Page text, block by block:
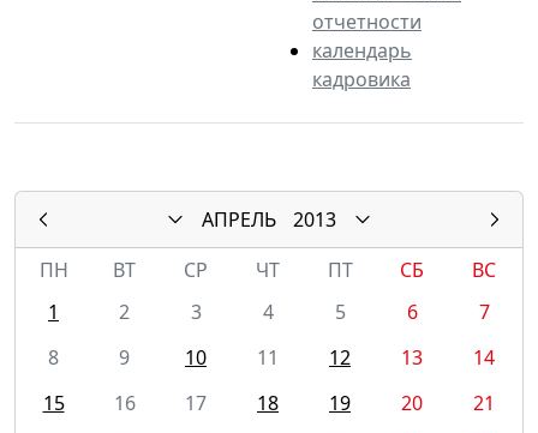
отчетности
календарь
кадровика
АПРЕЛЬ
2013
ПН
ВТ СР ЧТ ПТ СБ
ВС
1
2 3 4 5 6
7
8
9 10 11 12 13
14
15
16 17 18 19 20
21